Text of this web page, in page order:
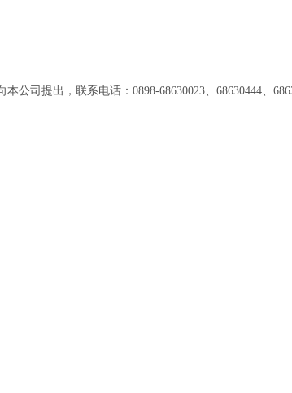
司提出，联系电话：0898-68630023、68630444、